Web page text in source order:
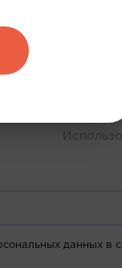
ООО
ИНН
адрес:
данных в